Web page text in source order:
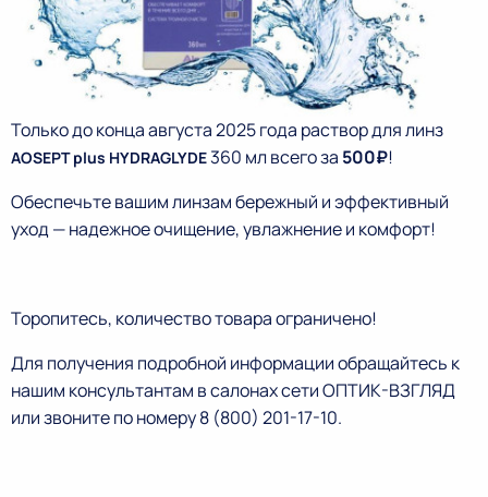
Только до конца августа 2025 года раствор для линз
AOSEPT plus HYDRAGLYDE360 мл всего за 500₽!
Обеспечьте вашим линзам бережный и эффективный
уход — надежное очищение, увлажнение и комфорт!
Торопитесь, количество товара ограничено!
Для получения подробной информации обращайтесь к
нашим консультантам в салонах сети ОПТИК-ВЗГЛЯД
или звоните по номеру 8 (800) 201-17-10.